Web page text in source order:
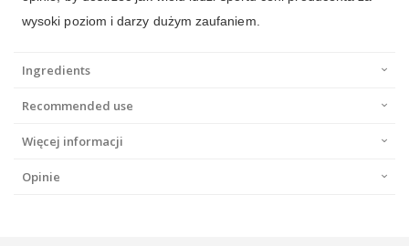
wysoki poziom i darzy dużym zaufaniem.
Ingredients
Recommended use
Więcej informacji
Opinie